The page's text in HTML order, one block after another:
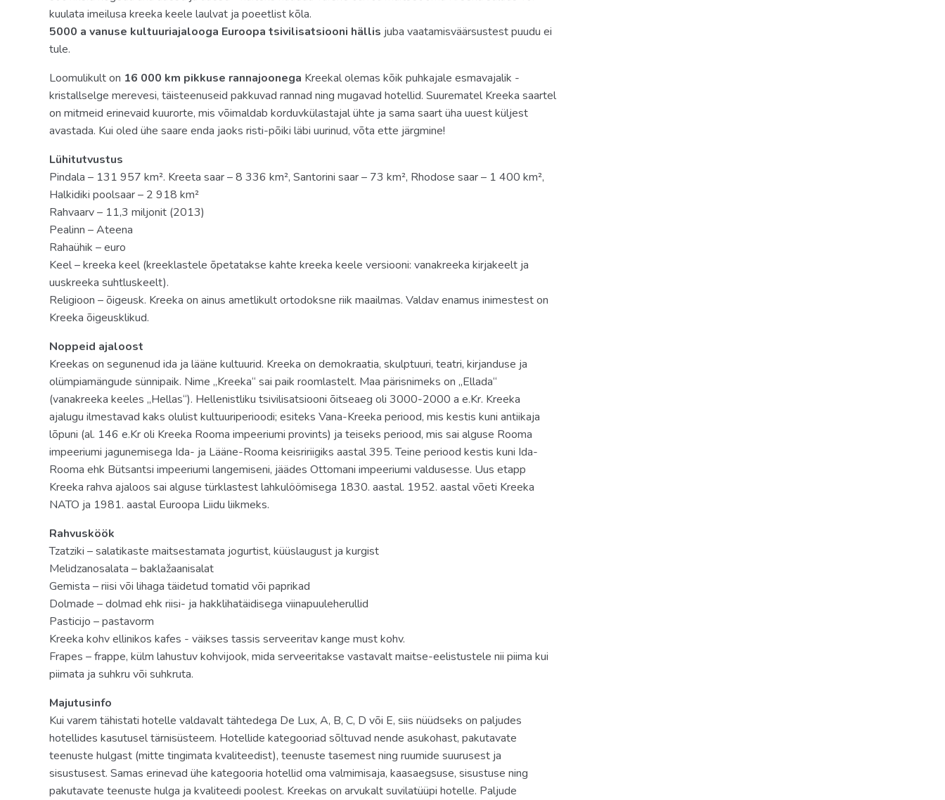
toateenindus: tasuline
külmkapp
konditsioneer: individuaalne tasuta
rätikute vahetus: 3 korda nädalas
telefon
põrand: plaat
tubade koristamine: 6 korda nädalas
föön: olemas
TV: satelliit
dušš
Internet: Wi-Fi, tasuta
rõdu olemas
Territoorium
hoiuseif tasuline
baarid: 1
pesula tasuline
restoranid: 1
arst väljakutsel
Wi-Fi avalikes kohtades, tasuta
basseinid: 1
valuutavahetus
päikesevarjud ja lamamistoolid basseini ääres: tasuta
Lastele
lastebassein: olemas
beebivoodi: päringu alusel, tasuline
lastetoolid restoranis olemas
kuulata imeilusa kreeka keele laulvat ja poeetlist kõla.
5000 a vanuse kultuuriajalooga Euroopa tsivilisatsiooni hällis juba vaatamisväärsustest puudu ei
tule.
Loomulikult on 16 000 km pikkuse rannajoonega Kreekal olemas kõik puhkajale esmavajalik -
kristallselge merevesi, täisteenuseid pakkuvad rannad ning mugavad hotellid. Suurematel Kreeka saartel
on mitmeid erinevaid kuurorte, mis võimaldab korduvkülastajal ühte ja sama saart üha uuest küljest
avastada. Kui oled ühe saare enda jaoks risti-põiki läbi uurinud, võta ette järgmine!
Lühitutvustus
Pindala – 131 957 km². Kreeta saar – 8 336 km², Santorini saar – 73 km², Rhodose saar – 1 400 km²,
Halkidiki poolsaar – 2 918 km²
Rahvaarv – 11,3 miljonit (2013)
Pealinn – Ateena
Rahaühik – euro
Keel – kreeka keel (kreeklastele õpetatakse kahte kreeka keele versiooni: vanakreeka kirjakeelt ja
uuskreeka suhtluskeelt).
Religioon – õigeusk. Kreeka on ainus ametlikult ortodoksne riik maailmas. Valdav enamus inimestest on
Kreeka õigeusklikud.
Noppeid ajaloost
Kreekas on segunenud ida ja lääne kultuurid. Kreeka on demokraatia, skulptuuri, teatri, kirjanduse ja
olümpiamängude sünnipaik. Nime „Kreeka“ sai paik roomlastelt. Maa pärisnimeks on „Ellada“
(vanakreeka keeles „Hellas“). Hellenistliku tsivilisatsiooni õitseaeg oli 3000-2000 a e.Kr. Kreeka
ajalugu ilmestavad kaks olulist kultuuriperioodi; esiteks Vana-Kreeka periood, mis kestis kuni antiikaja
lõpuni (al. 146 e.Kr oli Kreeka Rooma impeeriumi provints) ja teiseks periood, mis sai alguse Rooma
impeeriumi jagunemisega Ida- ja Lääne-Rooma keisririigiks aastal 395. Teine periood kestis kuni Ida-
Rooma ehk Bütsantsi impeeriumi langemiseni, jäädes Ottomani impeeriumi valdusesse. Uus etapp
Kreeka rahva ajaloos sai alguse türklastest lahkulöömisega 1830. aastal. 1952. aastal võeti Kreeka
NATO ja 1981. aastal Euroopa Liidu liikmeks.
Rahvusköök
Tzatziki – salatikaste maitsestamata jogurtist, küüslaugust ja kurgist
Melidzanosalata – baklažaanisalat
Gemista – riisi või lihaga täidetud tomatid või paprikad
Dolmade – dolmad ehk riisi- ja hakklihatäidisega viinapuuleherullid
Pasticijo – pastavorm
Kreeka kohv ellinikos kafes - väikses tassis serveeritav kange must kohv.
Frapes – frappe, külm lahustuv kohvijook, mida serveeritakse vastavalt maitse-eelistustele nii piima kui
piimata ja suhkru või suhkruta.
Majutusinfo
Kui varem tähistati hotelle valdavalt tähtedega De Lux, A, B, C, D või E, siis nüüdseks on paljudes
hotellides kasutusel tärnisüsteem. Hotellide kategooriad sõltuvad nende asukohast, pakutavate
teenuste hulgast (mitte tingimata kvaliteedist), teenuste tasemest ning ruumide suurusest ja
sisustusest. Samas erinevad ühe kategooria hotellid oma valmimisaja, kaasaegsuse, sisustuse ning
pakutavate teenuste hulga ja kvaliteedi poolest. Kreekas on arvukalt suvilatüüpi hotelle. Paljude